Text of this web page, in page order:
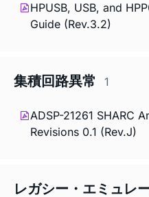
HPUSB, USB, and
Guide (Rev.3.2)
集積回路異常 1
ADSP-21261 SHARC
Revisions 0.1 (Rev.J)
レガシー・エミュレ